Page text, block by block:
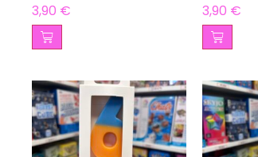
3,90 €
3,90 €